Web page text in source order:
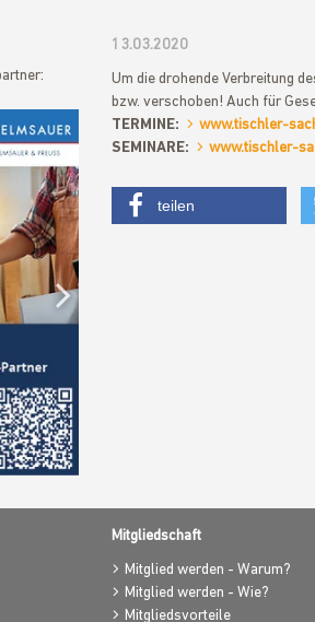
13.03.2020
Um die drohende Verbreitung
bzw. verschoben! Auch für
TERMINE:
www.tischler-
SEMINARE:
www.tischler-
teilen
Mitgliedschaft
Mitglied werden - Warum?
Mitglied werden - Wie?
Mitgliedsvorteile